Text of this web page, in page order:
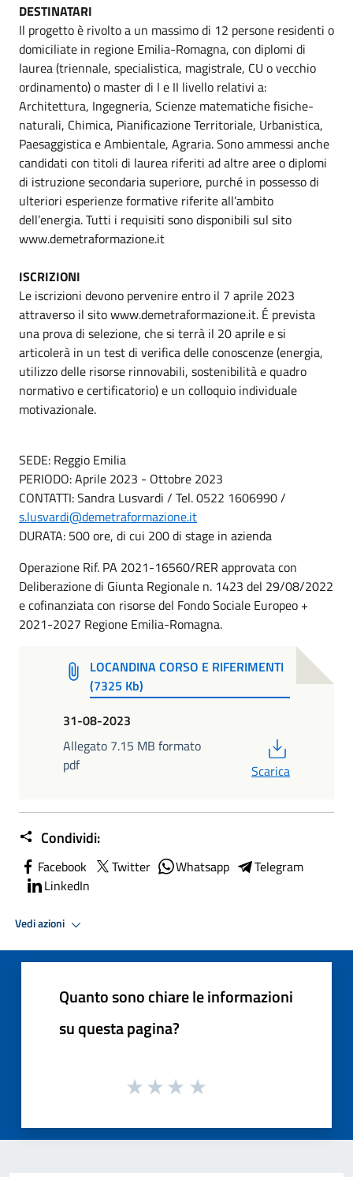
DESTINATARI
Il progetto è rivolto a un massimo di 12 persone residenti o
domiciliate in regione Emilia-Romagna, con diplomi di
laurea (triennale, specialistica, magistrale, CU o vecchio
ordinamento) o master di I e II livello relativi a:
Architettura, Ingegneria, Scienze matematiche fisiche-
naturali, Chimica, Pianificazione Territoriale, Urbanistica,
Paesaggistica e Ambientale, Agraria. Sono ammessi anche
candidati con titoli di laurea riferiti ad altre aree o diplomi
di istruzione secondaria superiore, purché in possesso di
ulteriori esperienze formative riferite all’ambito
dell’energia. Tutti i requisiti sono disponibili sul sito
www.demetraformazione.it
ISCRIZIONI
Le iscrizioni devono pervenire entro il 7 aprile 2023
attraverso il sito www.demetraformazione.it. É prevista
una prova di selezione, che si terrà il 20 aprile e si
articolerà in un test di verifica delle conoscenze (energia,
utilizzo delle risorse rinnovabili, sostenibilità e quadro
normativo e certificatorio) e un colloquio individuale
motivazionale.
SEDE: Reggio Emilia
PERIODO: Aprile 2023 - Ottobre 2023
CONTATTI: Sandra Lusvardi / Tel. 0522 1606990 /
s.lusvardi@demetraformazione.it
DURATA: 500 ore, di cui 200 di stage in azienda
Operazione Rif. PA 2021-16560/RER approvata con
Deliberazione di Giunta Regionale n. 1423 del 29/08/2022
e cofinanziata con risorse del Fondo Sociale Europeo +
2021-2027 Regione Emilia-Romagna.
LOCANDINA CORSO E RIFERIMENTI
(7325 Kb)
31-08-2023
Allegato 7.15 MB formato
pdf
Scarica
Condividi:
Facebook Twitter Whatsapp
Telegram
LinkedIn
Vedi azioni
Quanto sono chiare le informazioni
su questa pagina?